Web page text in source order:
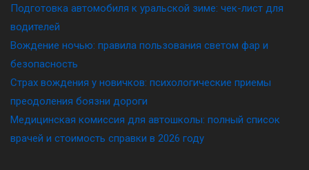
Подготовка автомобиля к уральской зиме: чек-лист для
водителей
Вождение ночью: правила пользования светом фар и
безопасность
Страх вождения у новичков: психологические приемы
преодоления боязни дороги
Медицинская комиссия для автошколы: полный список
врачей и стоимость справки в 2026 году